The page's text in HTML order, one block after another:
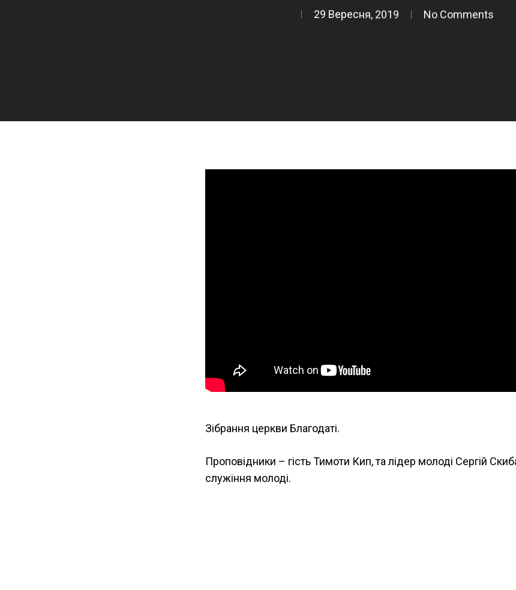
29 Вересня, 2019 No Comments
Зібрання церкви Благодаті.
Проповідники – гість Тимоти Кип, та лідер молоді Сергій
служіння молоді.